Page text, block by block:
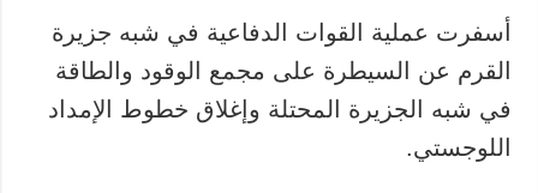
أسفرت عملية القوات الدفاعية في شبه جزيرة
القرم عن السيطرة على مجمع الوقود والطاقة
في شبه الجزيرة المحتلة وإغلاق خطوط الإمداد
اللوجستي.